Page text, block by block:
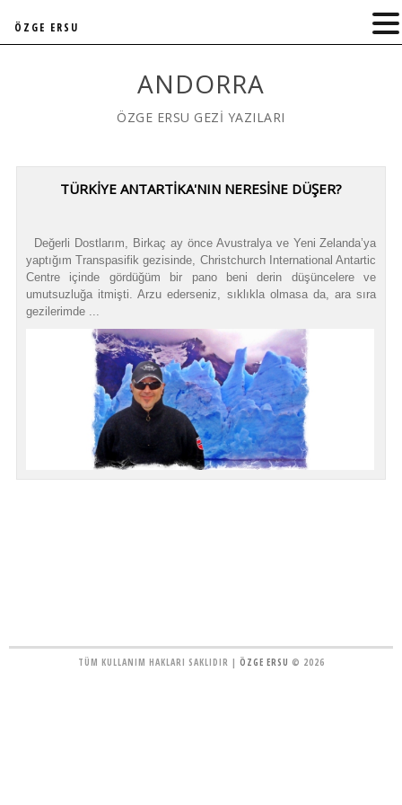
ANDORRA
ÖZGE ERSU GEZİ YAZILARI
TÜRKIYE ANTARTIKA'NIN NERESINE DÜŞER?
Değerli Dostlarım, Birkaç ay önce Avustralya ve Yeni Zelanda’ya
yaptığım Transpasifik gezisinde, Christchurch International Antartic
Centre içinde gördüğüm bir pano beni derin düşüncelere ve
umutsuzluğa itmişti. Arzu ederseniz, sıklıkla olmasa da, ara sıra
gezilerimde ...
TÜM KULLANIM HAKLARI SAKLIDIR | ÖZGE ERSU © 2026
ÖZGE ERSU